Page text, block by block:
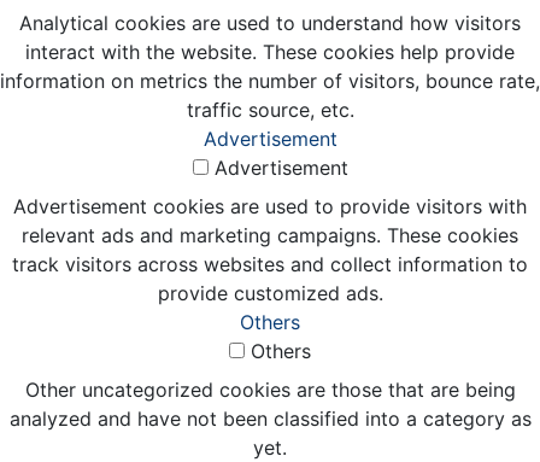
Analytical cookies are used to understand how visitors
interact with the website. These cookies help provide
information on metrics the number of visitors, bounce rate,
traffic source, etc.
Advertisement
Advertisement
Advertisement cookies are used to provide visitors with
relevant ads and marketing campaigns. These cookies
track visitors across websites and collect information to
provide customized ads.
Others
Others
Other uncategorized cookies are those that are being
analyzed and have not been classified into a category as
yet.